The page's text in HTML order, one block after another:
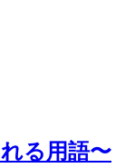
る用語〜